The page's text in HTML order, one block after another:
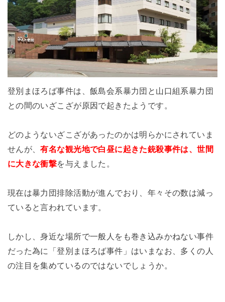
登別まほろば事件は、飯島会系暴力団と山口組系暴力団
との間のいざこざが原因で起きたようです。
どのようないざこざがあったのかは明らかにされていま
せんが、有名な観光地で白昼に起きた銃殺事件は、世間
に大きな衝撃を与えました。
現在は暴力団排除活動が進んでおり、年々その数は減っ
ていると言われています。
しかし、身近な場所で一般人をも巻き込みかねない事件
だった為に「登別まほろば事件」はいまなお、多くの人
の注目を集めているのではないでしょうか。